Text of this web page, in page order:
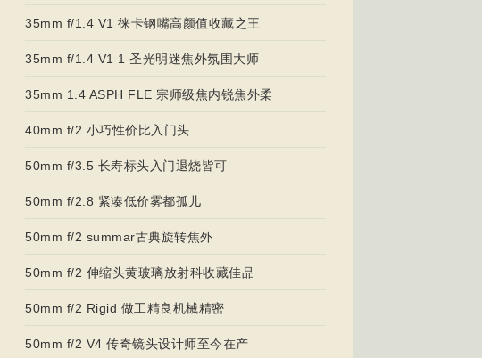
35mm f/1.4 V1 徕卡钢嘴高颜值收藏之王
35mm f/1.4 V1 1 圣光明迷焦外氛围大师
35mm 1.4 ASPH FLE 宗师级焦内锐焦外柔
40mm f/2 小巧性价比入门头
50mm f/3.5 长寿标头入门退烧皆可
50mm f/2.8 紧凑低价雾都孤儿
50mm f/2 summar古典旋转焦外
50mm f/2 伸缩头黄玻璃放射科收藏佳品
50mm f/2 Rigid 做工精良机械精密
50mm f/2 V4 传奇镜头设计师至今在产